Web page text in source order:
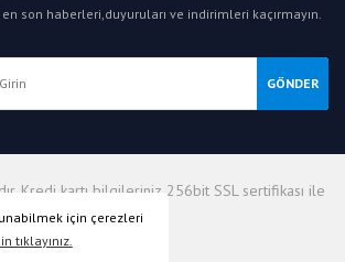
için çerezleri
tıklayınız.
son haberleri,duyuruları ve indirimleri kaçırmayın.
GÖNDER
Kredi kartı bilgileriniz 256bit SSL sertifikası ile
korunmaktadır.